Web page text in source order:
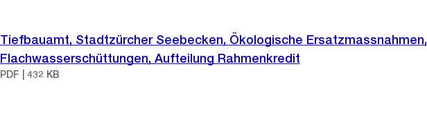
Tiefbauamt, Stadtzürcher Seebecken, Ökologische Ersatzmassnahmen,
Flachwasserschüttungen, Aufteilung Rahmenkredit
PDF | 432 KB